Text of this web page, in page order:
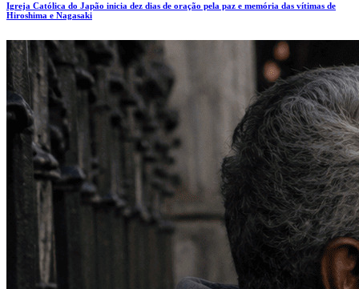
Igreja Católica do Japão inicia dez dias de oração pela paz e memória das vítimas de
Hiroshima e Nagasaki